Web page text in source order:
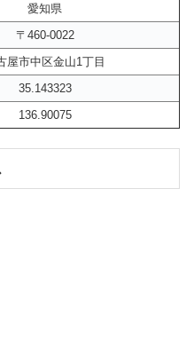
愛知県
〒460-0022
屋市中区金山1丁目
35.143323
136.90075